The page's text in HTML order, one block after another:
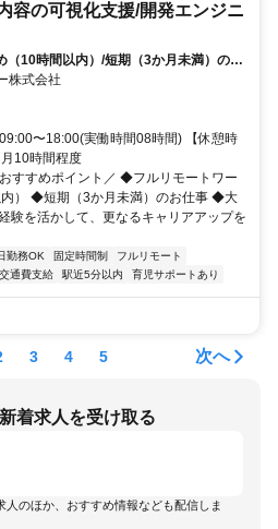
容の可視化支援/開発エンジニ
（10時間以内）/短期（3か月未満）のお
経験を活かして、更なるキャリアアップ
株式会社
〜18:00(実働時間08時間) 【休憩時
10時間程度
すすめポイント／ ◆フルリモートワー
） ◆短期（3か月未満）のお仕事 ◆大
験を活かして、更なるキャリアアップを
勤務OK 固定時間制
フルリモート
交通費支給 駅近5分以内 育児サポートあり
3 4 5 次へ
着求人を受け取る
人のほか、おすすめ情報なども配信しま